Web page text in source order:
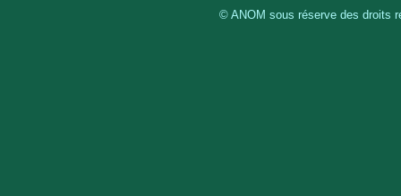
© ANOM sous réserve des droits